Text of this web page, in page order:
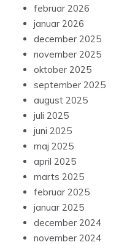
februar 2026
januar 2026
december 2025
november 2025
oktober 2025
september 2025
august 2025
juli 2025
juni 2025
maj 2025
april 2025
marts 2025
februar 2025
januar 2025
december 2024
november 2024